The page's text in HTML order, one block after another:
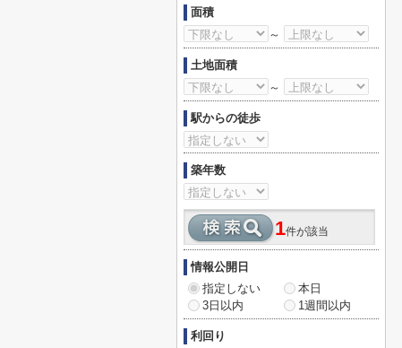
面積
～
土地面積
～
駅からの徒歩
築年数
1件が該当
情報公開日
指定しない
本日
3日以内
1週間以内
利回り